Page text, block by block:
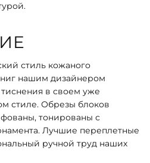
стиль кожаного
нашим дизайнером
в своем уже
стиле. Обрезы блоков
тонированы с
Лучшие переплетные
ручной труд наших